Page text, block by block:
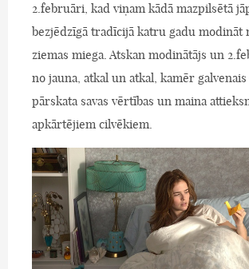
2.februāri, kad viņam kādā mazpilsētā
bezjēdzīgā tradīcijā katru gadu modināt
ziemas miega. Atskan modinātājs un
no jauna, atkal un atkal, kamēr
pārskata savas vērtības un maina
apkārtējiem cilvēkiem.